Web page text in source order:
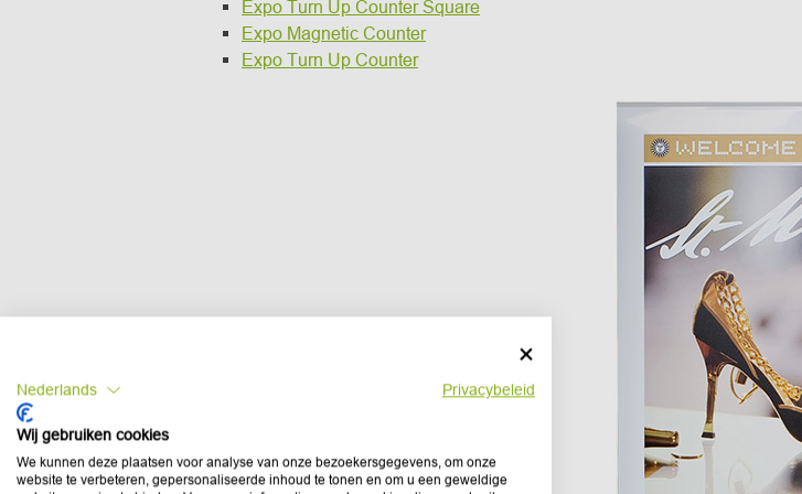
Expo Turn Up Counter Square
Expo Magnetic Counter
Expo Turn Up Counter
Nederlands Privacybeleid
Wij gebruiken cookies
We kunnen deze plaatsen voor analyse van onze bezoekersgegevens, om onze
website te verbeteren, gepersonaliseerde inhoud te tonen en om u een geweldige